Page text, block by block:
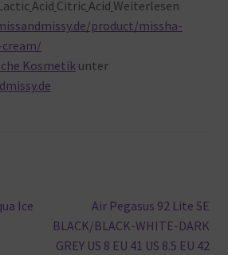
Acid Citric Acid Weiterlesen
product/missha-
Kosmetikunter
Ice
Nächster
Beitrag:
Air Pegasus 92 Lite SE
BLACK/BLACK-WHITE-DARK
GREY US 8 EU 41 US 8.5 EU 42